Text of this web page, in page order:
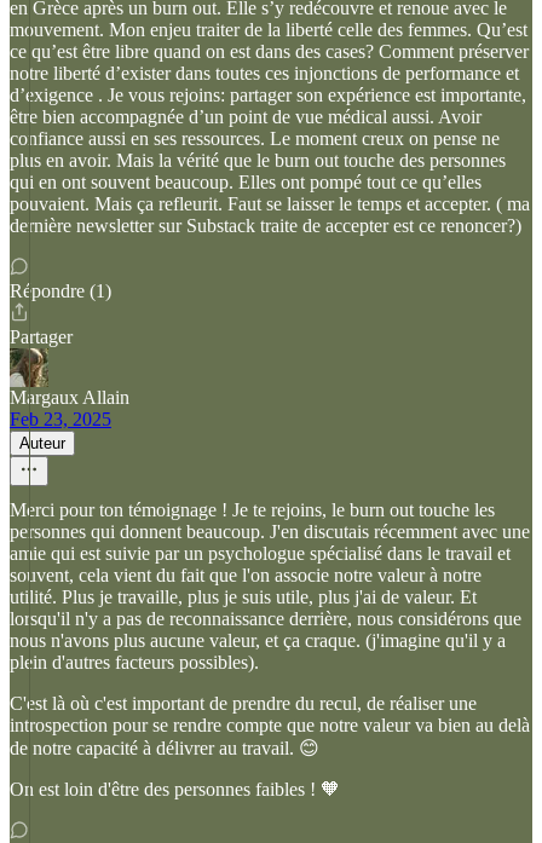
en Grèce après un burn out. Elle s’y redécouvre et renoue avec le
mouvement. Mon enjeu traiter de la liberté celle des femmes. Qu’est
ce qu’est être libre quand on est dans des cases? Comment préserver
notre liberté d’exister dans toutes ces injonctions de performance et
d’exigence . Je vous rejoins: partager son expérience est importante,
être bien accompagnée d’un point de vue médical aussi. Avoir
confiance aussi en ses ressources. Le moment creux on pense ne
plus en avoir. Mais la vérité que le burn out touche des personnes
qui en ont souvent beaucoup. Elles ont pompé tout ce qu’elles
pouvaient. Mais ça refleurit. Faut se laisser le temps et accepter. ( ma
dernière newsletter sur Substack traite de accepter est ce renoncer?)
Répondre (1)
Partager
Margaux Allain
Feb 23, 2025
Auteur
Merci pour ton témoignage ! Je te rejoins, le burn out touche les
personnes qui donnent beaucoup. J'en discutais récemment avec une
amie qui est suivie par un psychologue spécialisé dans le travail et
souvent, cela vient du fait que l'on associe notre valeur à notre
utilité. Plus je travaille, plus je suis utile, plus j'ai de valeur. Et
lorsqu'il n'y a pas de reconnaissance derrière, nous considérons que
nous n'avons plus aucune valeur, et ça craque. (j'imagine qu'il y a
plein d'autres facteurs possibles).
C'est là où c'est important de prendre du recul, de réaliser une
introspection pour se rendre compte que notre valeur va bien au delà
de notre capacité à délivrer au travail. 😊
On est loin d'être des personnes faibles ! 🧡